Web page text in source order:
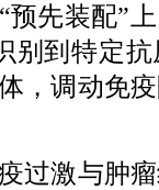
先装配”
别到特定
，调动免
激与肿瘤